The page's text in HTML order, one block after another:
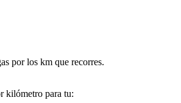
por los km que recorres.
kilómetro para tu: